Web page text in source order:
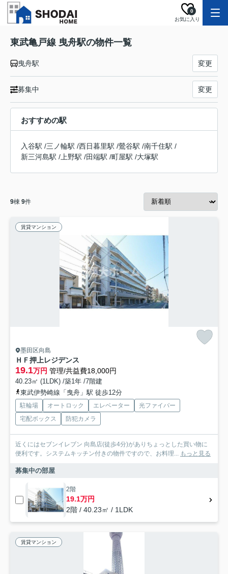
お気に入り
0
東武亀戸線 曳舟駅の物件一覧
曳舟駅 変更
募集中 変更
おすすめの駅
入谷駅 /三ノ輪駅 /西日暮里駅 /鶯谷駅 /南千住駅 /
新三河島駅 / 上野駅 /田端駅 /町屋駅 /大塚駅
9棟 9件
賃貸マンション
墨田区向島
ＨＦ押上レジデンス
19.1万円 管理/共益費18,000円
40.23㎡ (1LDK) /築1年 /7階建
東武伊勢崎線「曳舟」駅 徒歩12分
駐輪場 オートロック エレベーター
光ファイバー
宅配ボックス
防犯カメラ
近くにはセブンイレブン 向島店(徒歩4分)がありちょっとした買い物に
便利です。システムキッチン付きの物件ですので、お料理... もっと見る
募集中の部屋
2階
19.1万円
2階 / 40.23㎡ / 1LDK
賃貸マンション